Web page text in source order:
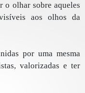
o olhar sobre aqueles
aos olhos da
por uma mesma
valorizadas e ter